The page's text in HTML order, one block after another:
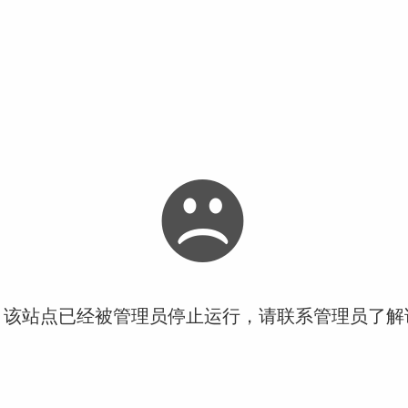
站点已经被管理员停止运行，请联系管理员了